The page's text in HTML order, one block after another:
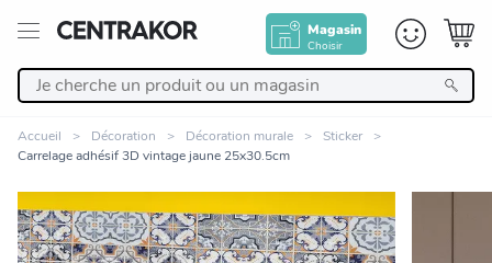
Magasin
Choisir
Décoration
Accueil Décoration Décoration murale
Sticker
Carrelage adhésif 3D vintage jaune 25x30.5cm